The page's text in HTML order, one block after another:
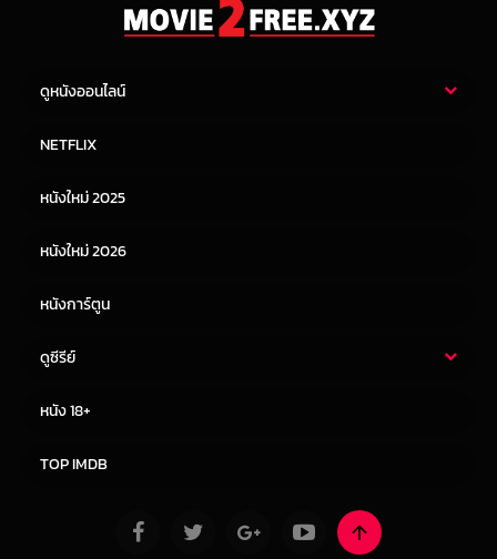
ดูหนังออนไลน์
หนังจีน
NETFLIX
หนังใหม่ 2025
หนังใหม่ 2026
หนังการ์ตูน
ดูซีรีย์
หนัง 18+
TOP IMDB